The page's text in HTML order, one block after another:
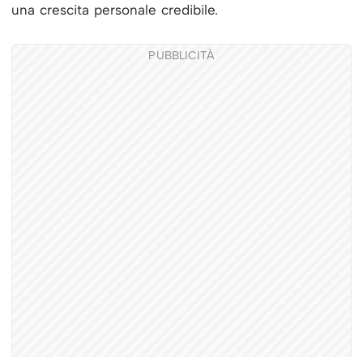
una crescita personale credibile.
PUBBLICITÀ